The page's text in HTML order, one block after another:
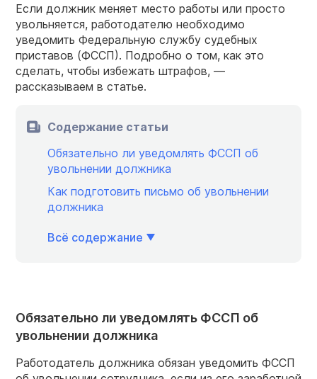
Если должник меняет место работы или просто
увольняется, работодателю необходимо
уведомить Федеральную службу судебных
приставов (ФССП). Подробно о том, как это
сделать, чтобы избежать штрафов, —
рассказываем в статье.
Содержание статьи
Обязательно ли уведомлять ФССП об
увольнении должника
Как подготовить письмо об увольнении
должника
Всё содержание
Обязательно ли уведомлять ФССП об
увольнении должника
Работодатель должника обязан уведомить ФССП